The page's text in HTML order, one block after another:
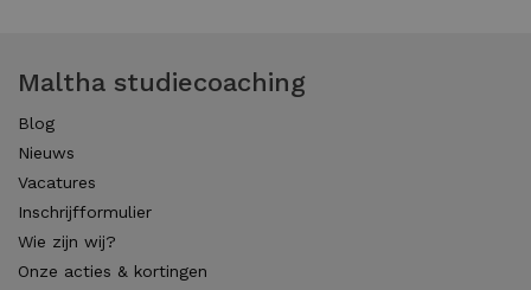
Maltha studiecoaching
Blog
Nieuws
Vacatures
Inschrijfformulier
Wie zijn wij?
Onze acties & kortingen